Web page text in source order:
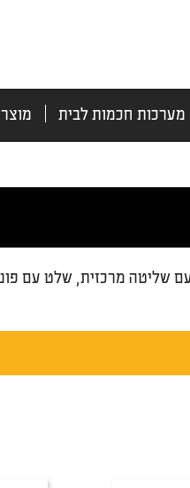
מערכות חכמות לבית
מרכזית, שלט עם